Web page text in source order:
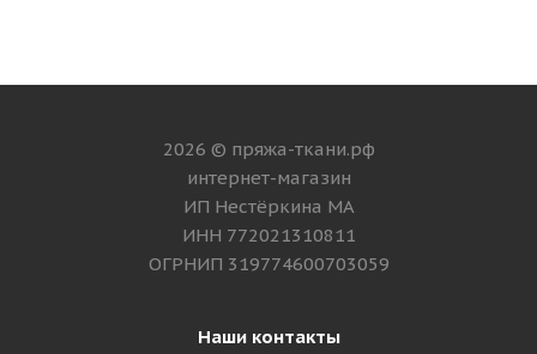
2026 © пряжа-ткани.рф
интернет-магазин
ИП Нестёркина МА
ИНН 772021310811
ОГРНИП 319774600703059
Наши контакты